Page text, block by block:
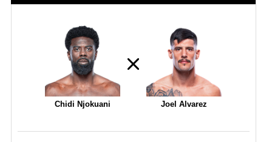
Chidi Njokuani Joel Alvarez